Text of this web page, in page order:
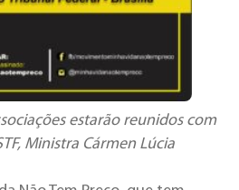
estarão reunidos com
Ministra Cármen Lúcia